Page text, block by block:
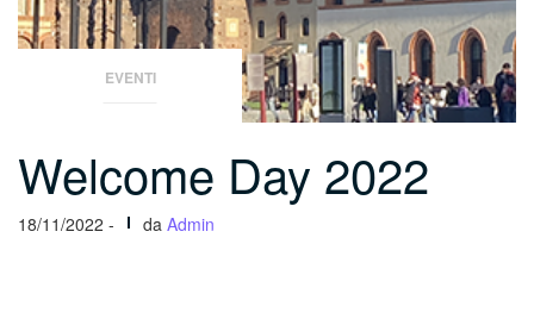
EVENTI
Welcome Day 2022
18/11/2022 - da Admin